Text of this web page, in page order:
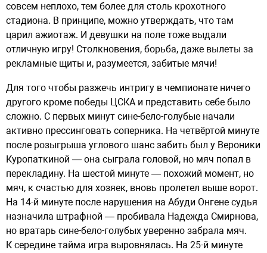
совсем неплохо, тем более для столь крохотного
стадиона. В принципе, можно утверждать, что там
царил ажиотаж. И девушки на поле тоже выдали
отличную игру! Столкновения, борьба, даже вылеты за
рекламные щиты и, разумеется, забитые мячи!
Для того чтобы разжечь интригу в чемпионате ничего
другого кроме победы ЦСКА и представить себе было
сложно. С первых минут сине-бело-голубые начали
активно прессинговать соперника. На четвёртой минуте
после розыгрыша углового шанс забить был у Вероники
Куропаткиной — она сыграла головой, но мяч попал в
перекладину. На шестой минуте — похожий момент, но
мяч, к счастью для хозяек, вновь пролетел выше ворот.
На 14-й минуте после нарушения на Абуди Онгене судья
назначила штрафной — пробивала Надежда Смирнова,
но вратарь сине-бело-голубых уверенно забрала мяч.
К середине тайма игра выровнялась. На 25-й минуте